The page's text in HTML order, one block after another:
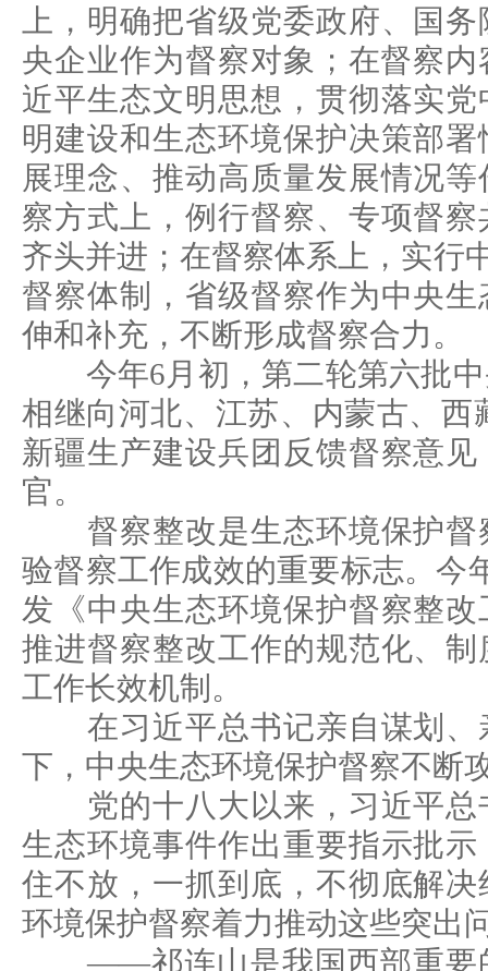
上，明确把省级党委政府、国
央企业作为督察对象；在督察
近平生态文明思想，贯彻落实
明建设和生态环境保护决策部
展理念、推动高质量发展情况
察方式上，例行督察、专项督
齐头并进；在督察体系上，实行
督察体制，省级督察作为中央
伸和补充，不断形成督察合力。
今年6月初，第二轮第六批中
相继向河北、江苏、内蒙古、西
新疆生产建设兵团反馈督察意
官。
督察整改是生态环境保护督
验督察工作成效的重要标志。今
发《中央生态环境保护督察整
推进督察整改工作的规范化、
工作长效机制。
在习近平总书记亲自谋划、
下，中央生态环境保护督察不断
党的十八大以来，习近平总
生态环境事件作出重要指示批
住不放，一抓到底，不彻底解
环境保护督察着力推动这些突出
——祁连山是我国西部重要